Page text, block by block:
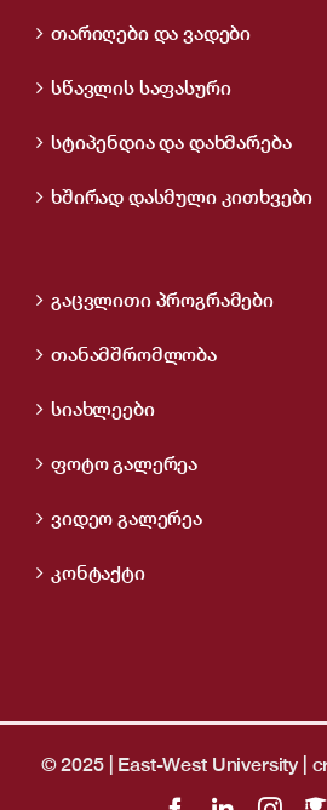
თარიღები და ვადები
სწავლის საფასური
სტიპენდია და დახმარება
ხშირად დასმული კითხვები
გაცვლითი პროგრამები
თანამშრომლობა
სიახლეები
ფოტო გალერეა
ვიდეო გალერეა
კონტაქტი
© 2025 | East-West University |